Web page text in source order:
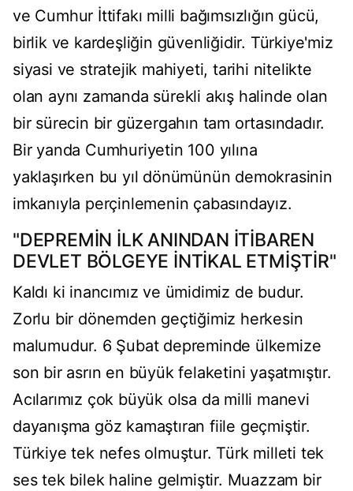
ve Cumhur İttifakı milli bağımsızlığın gücü,
birlik ve kardeşliğin güvenliğidir. Türkiye'miz
siyasi ve stratejik mahiyeti, tarihi nitelikte
olan aynı zamanda sürekli akış halinde olan
bir sürecin bir güzergahın tam ortasındadır.
Bir yanda Cumhuriyetin 100 yılına
yaklaşırken bu yıl dönümünün demokrasinin
imkanıyla perçinlemenin çabasındayız.
"DEPREMİN İLK ANINDAN İTİBAREN
DEVLET BÖLGEYE İNTİKAL ETMİŞTİR"
Kaldı ki inancımız ve ümidimiz de budur.
Zorlu bir dönemden geçtiğimiz herkesin
malumudur. 6 Şubat depreminde ülkemize
son bir asrın en büyük felaketini yaşatmıştır.
Acılarımız çok büyük olsa da milli manevi
dayanışma göz kamaştıran fiile geçmiştir.
Türkiye tek nefes olmuştur. Türk milleti tek
ses tek bilek haline gelmiştir. Muazzam bir